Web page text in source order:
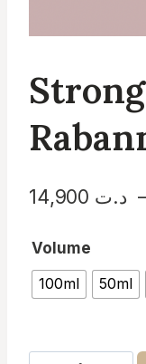
د.ت
Volume
100ml
50ml